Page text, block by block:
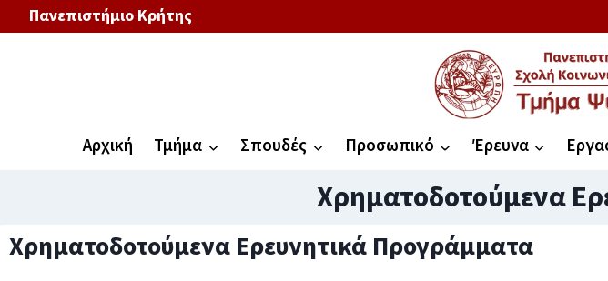
Πανεπιστήμιο Κρήτης
Αρχική Τμήμα Σπουδές Προσωπικό Έρευνα
Χρηματοδοτούμενα
Χρηματοδοτούμενα Ερευνητικά Προγράμματα